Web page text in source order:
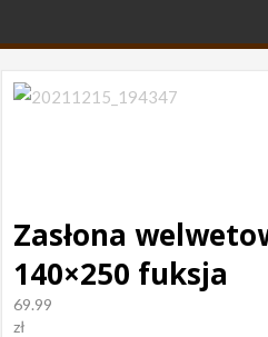
Zasłona
140×250 fuksja
69.99
zł